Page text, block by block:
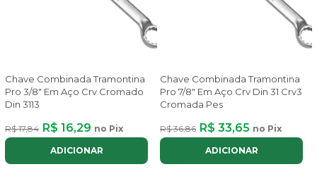
Chave Combinada Tramontina
Pro 3/8" Em Aço Crv Cromado
Din 3113
R$ 17,84 R$ 16,29 no Pix
ADICIONAR
Chave Combinada Tramontina
Pro 7/8" Em Aço Crv Din 31 Crv3
Cromada Pes
R$ 36,86 R$ 33,65 no Pix
ADICIONAR